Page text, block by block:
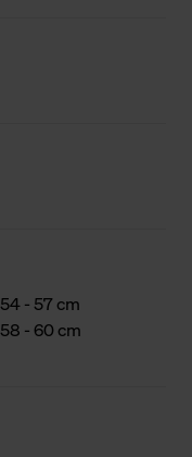
- 57 cm
- 60 cm